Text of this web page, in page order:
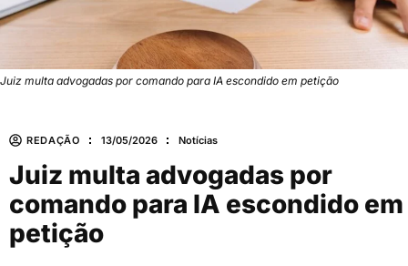
Juiz multa advogadas por comando para IA escondido em petição
REDAÇÃO 13/05/2026 Notícias
Juiz multa advogadas por
comando para IA escondido em
petição